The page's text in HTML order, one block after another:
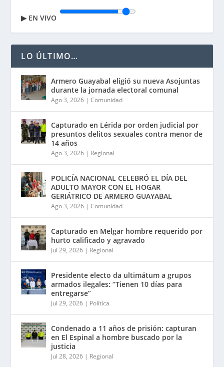
▶EN VIVO
LO ÚLTIMO…
Armero Guayabal eligió su nueva Asojuntas
durante la jornada electoral comunal
Ago 3, 2026 |Comunidad
Capturado en Lérida por orden judicial por
presuntos delitos sexuales contra menor de
14 años
Ago 3, 2026 | Regional
POLICÍA NACIONAL CELEBRÓ EL DÍA DEL
ADULTO MAYOR CON EL HOGAR
GERIÁTRICO DE ARMERO GUAYABAL
Ago 3, 2026 |Comunidad
Capturado en Melgar hombre requerido por
hurto calificado y agravado
Jul 29, 2026 | Regional
Presidente electo da ultimátum a grupos
armados ilegales: “Tienen 10 días para
entregarse”
Jul 29, 2026 | Política
Condenado a 11 años de prisión: capturan
en El Espinal a hombre buscado por la
justicia
Jul 28, 2026 | Regional